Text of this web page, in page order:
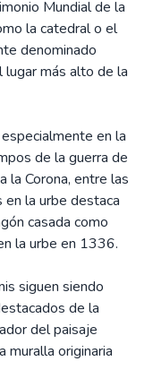
Mundial de la
la catedral o el
denominado
más alto de la
en la
de la guerra de
la Corona, entre las
la urbe destaca
casada como
la urbe en 1336.
siguen siendo
de la
del paisaje
muralla originaria